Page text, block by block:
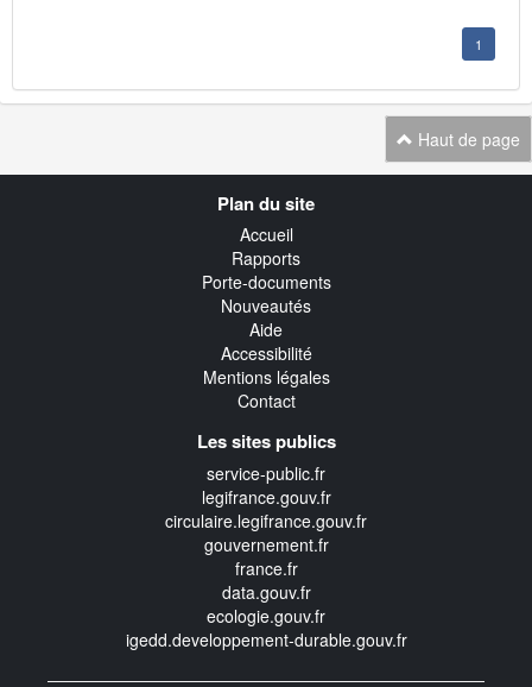
1
Haut de page
Plan du site
Accueil
Rapports
Porte-documents
Nouveautés
Aide
Accessibilité
Mentions légales
Contact
Les sites publics
service-public.fr
legifrance.gouv.fr
circulaire.legifrance.gouv.fr
gouvernement.fr
france.fr
data.gouv.fr
ecologie.gouv.fr
igedd.developpement-durable.gouv.fr